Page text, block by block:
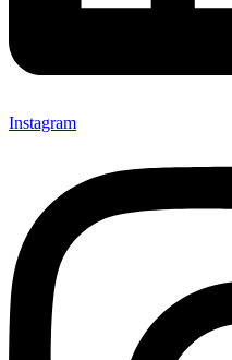
Instagram